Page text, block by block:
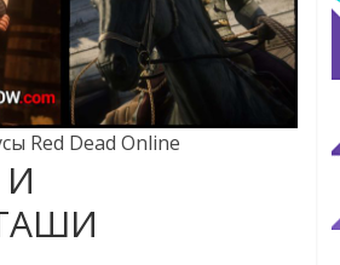
Red Dead Online